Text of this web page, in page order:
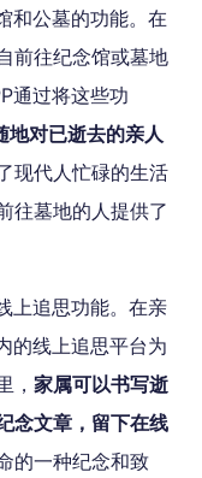
和公墓的功能。在
前往纪念馆或墓地
通过将这些功
地对已逝去的亲人
现代人忙碌的生活
往墓地的人提供了
上追思功能。在亲
的线上追思平台为
， 家属可以书写逝
念文章，留下在线
的一种纪念和致